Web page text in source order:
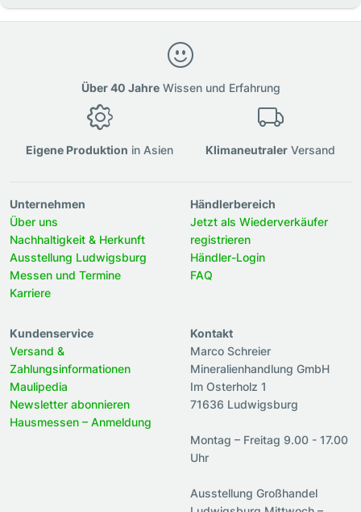
Über 40 JahreWissen und Erfahrung
Eigene Produktion in Asien Klimaneutraler Versand
Unternehmen
Über uns
Nachhaltigkeit & Herkunft
Ausstellung Ludwigsburg
Messen und Termine
Karriere
Händlerbereich
Jetzt als Wiederverkäufer
registrieren
Händler-Login
FAQ
Kundenservice
Versand &
Zahlungsinformationen
Maulipedia
Newsletter abonnieren
Hausmessen – Anmeldung
Kontakt
Marco Schreier
Mineralienhandlung GmbH
Im Osterholz 1
71636 Ludwigsburg
Montag – Freitag 9.00 - 17.00
Uhr
Ausstellung Großhandel